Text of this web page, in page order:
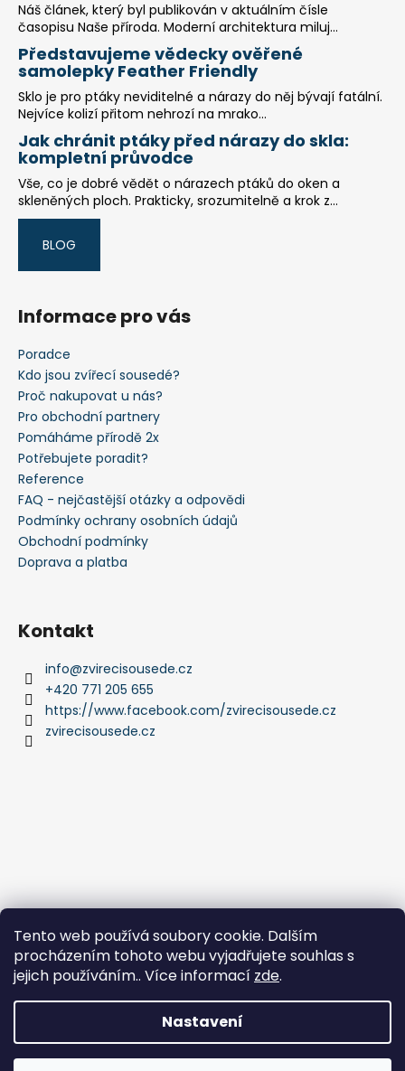
Tento web používá soubory cookie. Dalším
procházením tohoto webu vyjadřujete souhlas s
jejich používáním.. Více informací zde.
Nastavení
Náš článek, který byl publikován v aktuálním čísle
časopisu Naše příroda. Moderní architektura miluj...
Představujeme vědecky ověřené
samolepky Feather Friendly
Sklo je pro ptáky neviditelné a nárazy do něj bývají fatální.
Nejvíce kolizí přitom nehrozí na mrako...
Jak chránit ptáky před nárazy do skla:
kompletní průvodce
Vše, co je dobré vědět o nárazech ptáků do oken a
skleněných ploch. Prakticky, srozumitelně a krok z...
BLOG
Informace pro vás
Poradce
Kdo jsou zvířecí sousedé?
Proč nakupovat u nás?
Pro obchodní partnery
Pomáháme přírodě 2x
Potřebujete poradit?
Reference
FAQ - nejčastější otázky a odpovědi
Podmínky ochrany osobních údajů
Obchodní podmínky
Doprava a platba
Kontakt
info@zvirecisousede.cz
+420 771 205 655
https://www.facebook.com/zvirecisousede.cz
zvirecisousede.cz
Copyright 2026ZVÍŘECÍ SOUSEDÉ. Všechna práva